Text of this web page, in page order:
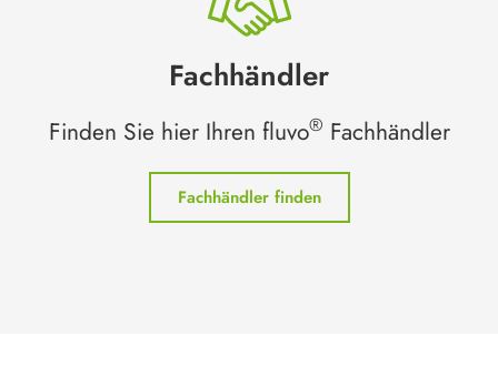
Fachhändler
Finden Sie hier Ihren fluvo® Fachhändler
Fachhändler finden